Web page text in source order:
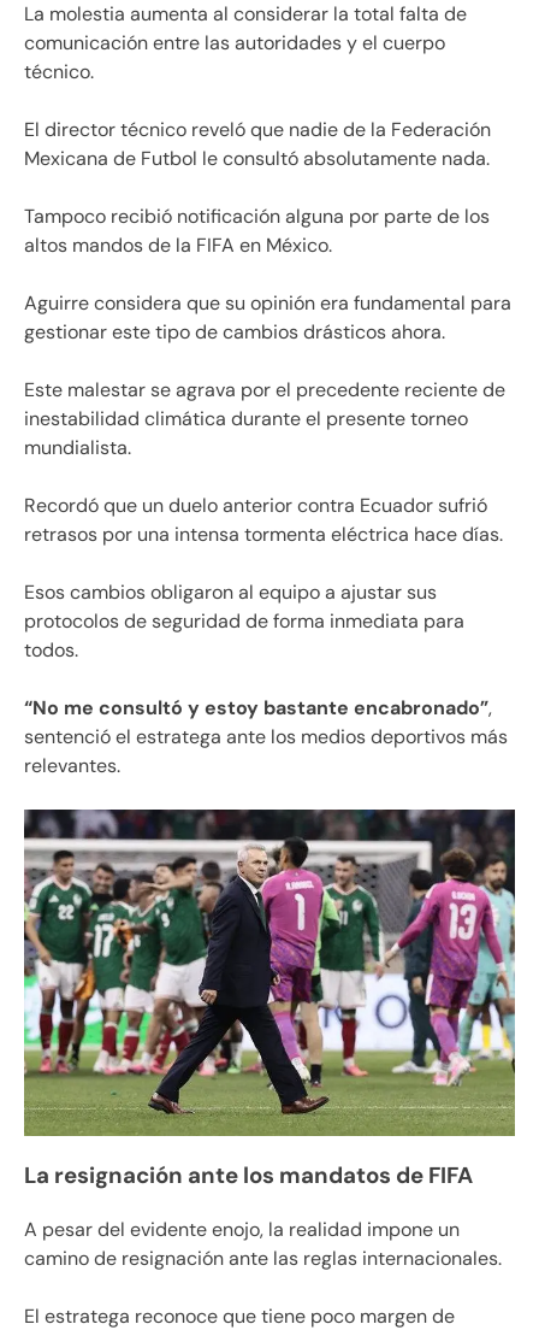
La molestia aumenta al considerar la total falta de
comunicación entre las autoridades y el cuerpo
técnico.
El director técnico reveló que nadie de la Federación
Mexicana de Futbol le consultó absolutamente nada.
Tampoco recibió notificación alguna por parte de los
altos mandos de la FIFA en México.
Aguirre considera que su opinión era fundamental para
gestionar este tipo de cambios drásticos ahora.
Este malestar se agrava por el precedente reciente de
inestabilidad climática durante el presente torneo
mundialista.
Recordó que un duelo anterior contra Ecuador sufrió
retrasos por una intensa tormenta eléctrica hace días.
Esos cambios obligaron al equipo a ajustar sus
protocolos de seguridad de forma inmediata para
todos.
“No me consultó y estoy bastante encabronado”,
sentenció el estratega ante los medios deportivos más
relevantes.
La resignación ante los mandatos de FIFA
A pesar del evidente enojo, la realidad impone un
camino de resignación ante las reglas internacionales.
El estratega reconoce que tiene poco margen de